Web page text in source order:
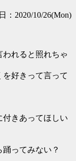
：2020/10/26(Mon)
われると照れちゃ
好きって言って
きあってほしい
ってみない？